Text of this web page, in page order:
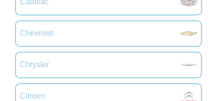
Cadillac
Chevrolet
Chrysler
Citroen